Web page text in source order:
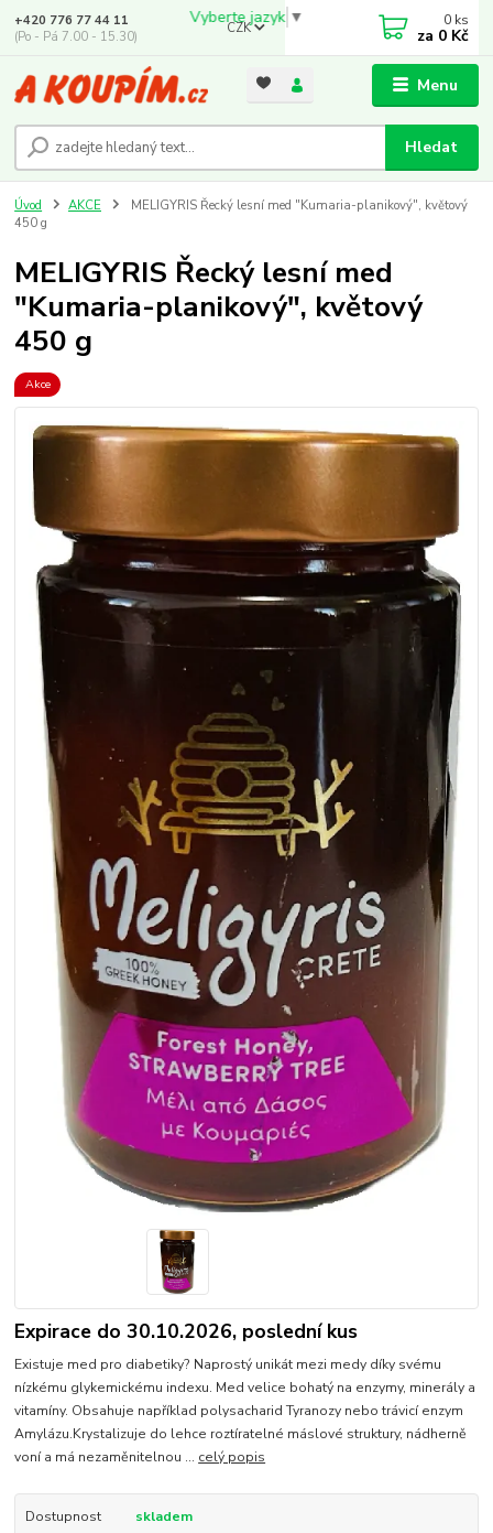
Vyberte jazyk ▼
Menu
CZK
Hledat
+420 776 77 44 11
(Po - Pá 7.00 - 15.30)
0 ks
za 0 Kč
Úvod AKCE
MELIGYRIS Řecký lesní med "Kumaria-planikový", květový
450 g
MELIGYRIS Řecký lesní med
"Kumaria-planikový", květový
450 g
Akce
Expirace do 30.10.2026, poslední kus
Existuje med pro diabetiky? Naprostý unikát mezi medy díky svému
nízkému glykemickému indexu. Med velice bohatý na enzymy, minerály a
vitamíny. Obsahuje například polysacharid Tyranozy nebo trávicí enzym
Amylázu.Krystalizuje do lehce roztíratelné máslové struktury, nádherně
voní a má nezaměnitelnou ... celý popis
Dostupnost
skladem